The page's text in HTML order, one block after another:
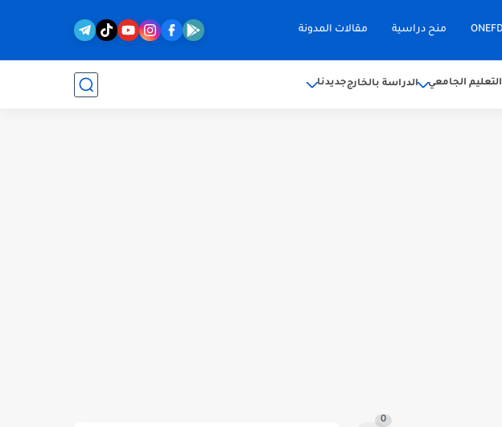
منح دراسية مقالات المدونة
التعليم الجامعي الدراسة بالخارججديدنا
0